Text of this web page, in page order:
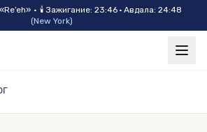
Re’eh» • 🕯 Зажигание: 23:46 · Авдала: 24:48
(New York)